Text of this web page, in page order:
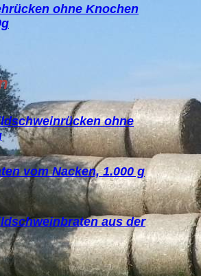
ohne Knochen
ohne
vom Nacken, 1.000 g
aus der